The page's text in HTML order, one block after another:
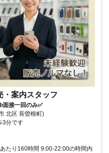
・案内スタッフ
接一回のみ✅
北区 長曽根町)
3分です
たり160時間 9:00-22:00の時間内